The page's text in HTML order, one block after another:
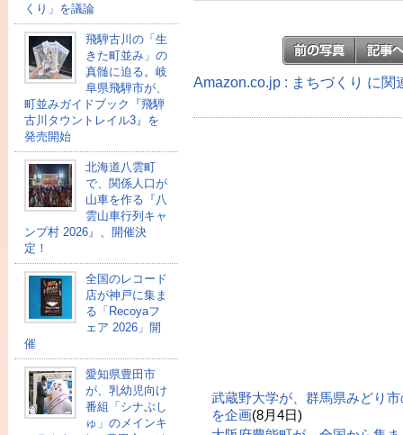
くり」を議論
飛騨古川の「生
きた町並み」の
真髄に迫る。岐
阜県飛騨市が、
町並みガイドブック『飛騨
古川タウントレイル3』を
発売開始
北海道八雲町
で、関係人口が
山車を作る『八
雲山車行列キャ
ンプ村 2026』、開催決
定！
全国のレコード
店が神戸に集ま
る「Recoyaフ
ェア 2026」開
催
愛知県豊田市
が、乳幼児向け
番組「シナぷし
ゅ」のメインキ
Amazon.co.jp : まちづくり に関
武蔵野大学が、群馬県みどり
を企画(8月4日)